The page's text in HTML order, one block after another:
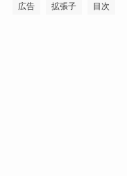
広告 拡張子 目次